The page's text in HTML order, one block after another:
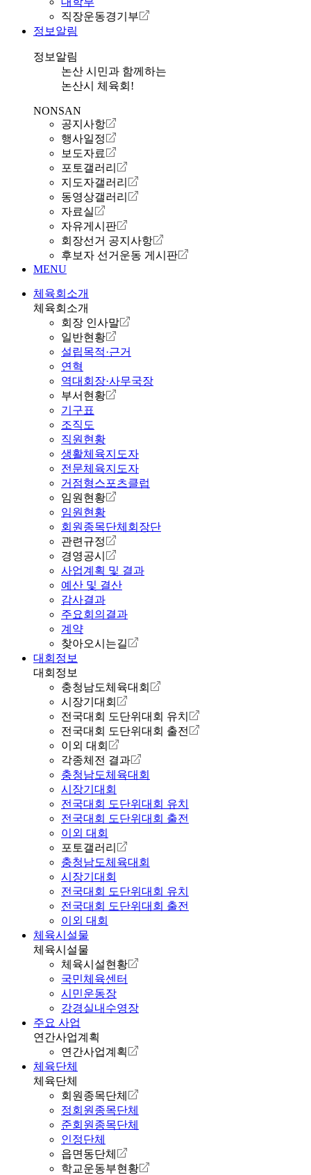
직장운동경기부
정보알림
정보알림
논산 시민과 함께하는
논산시 체육회!
NONSAN
공지사항
행사일정
보도자료
포토갤러리
지도자갤러리
동영상갤러리
자료실
자유게시판
회장선거 공지사항
후보자 선거운동 게시판
MENU
체육회소개
체육회소개
회장 인사말
일반현황
설립목적·근거
연혁
역대회장·사무국장
부서현황
기구표
조직도
직원현황
생활체육지도자
전문체육지도자
거점형스포츠클럽
임원현황
임원현황
회원종목단체회장단
관련규정
경영공시
사업계획 및 결과
예산 및 결산
감사결과
주요회의결과
계약
찾아오시는길
대회정보
대회정보
충청남도체육대회
시장기대회
전국대회 도단위대회 유치
전국대회 도단위대회 출전
이외 대회
각종체전 결과
충청남도체육대회
시장기대회
전국대회 도단위대회 유치
전국대회 도단위대회 출전
이외 대회
포토갤러리
충청남도체육대회
시장기대회
전국대회 도단위대회 유치
전국대회 도단위대회 출전
이외 대회
체육시설물
체육시설물
체육시설현황
국민체육센터
시민운동장
강경실내수영장
주요 사업
연간사업계획
연간사업계획
체육단체
체육단체
회원종목단체
정회원종목단체
준회원종목단체
인정단체
읍면동단체
학교운동부현황